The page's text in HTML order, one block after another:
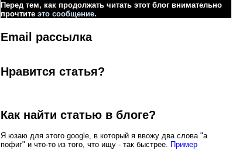
Перед тем, как продолжать читать этот блог внимательно
прочтитеэто сообщение.
Email рассылка
Нравится статья?
Как найти статью в блоге?
Я юзаю для этого google, в который я ввожу два слова "а
пофиг" и что-то из того, что ищу - так быстрее. Пример